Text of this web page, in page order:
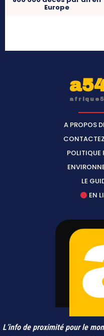
Europe
A PROPOS
POLITIQUE
LE
EN
L’info de proximité pour le